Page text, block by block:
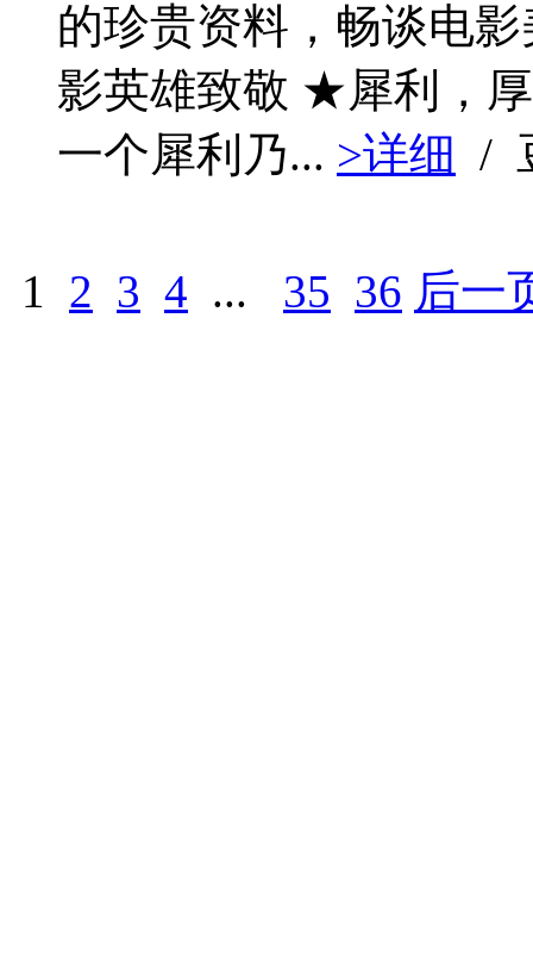
的珍贵资料，畅谈电
影英雄致敬 ★犀利，
一个犀利乃... >详细 /
1 2 3 4 ... 35 36 后一